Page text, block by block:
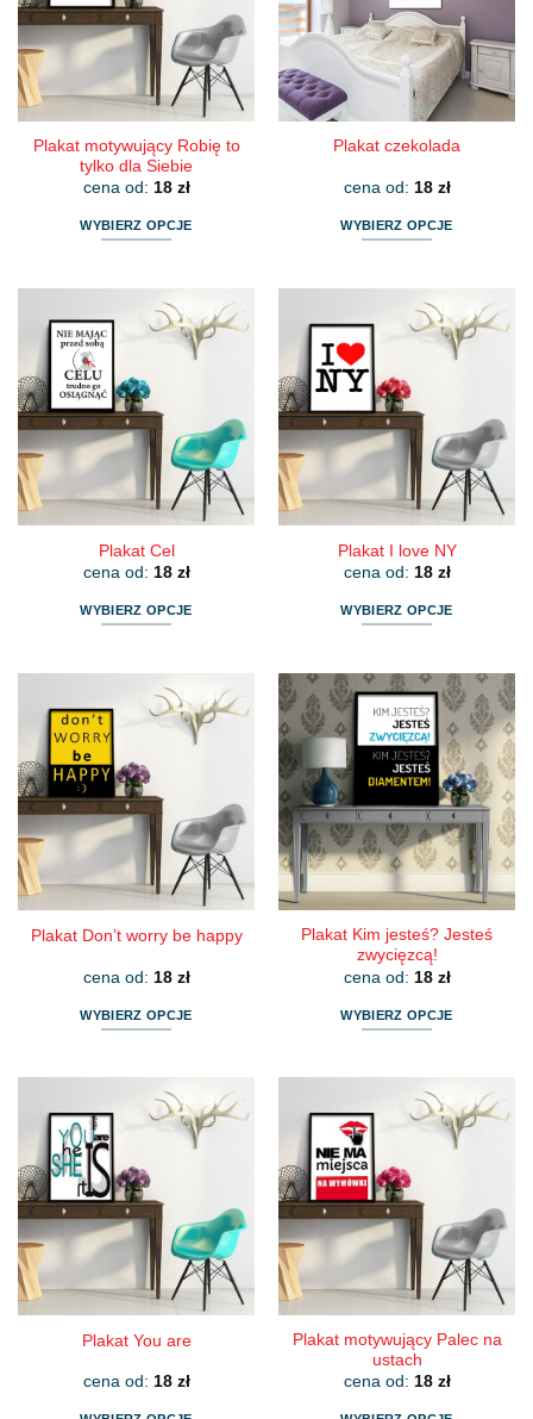
wybrać
na
stronie
produktu
wybrać
na
stronie
produktu
Plakat motywujący Robię to
tylko dla Siebie
cena od: 18 zł
WYBIERZ OPCJE
wiele
wariantów.
Opcje
można
wybrać
na
stronie
produktu
Plakat czekolada
cena od: 18 zł
WYBIERZ OPCJE
wiele
wariantów.
Opcje
można
wybrać
na
stronie
produktu
Plakat Cel
cena od: 18 zł
WYBIERZ OPCJE
wiele
wariantów.
Opcje
można
wybrać
na
stronie
produktu
Plakat I love NY
cena od: 18 zł
WYBIERZ OPCJE
ma
wiele
wariantów.
Opcje
można
wybrać
na
stronie
produktu
Plakat Don’t worry be happy
cena od: 18 zł
WYBIERZ OPCJE
wiele
wariantów.
Opcje
można
wybrać
na
stronie
produktu
Plakat Kim jesteś? Jesteś
zwycięzcą!
cena od: 18 zł
WYBIERZ OPCJE
wiele
wariantów.
Opcje
można
wybrać
na
stronie
produktu
Plakat You are
cena od: 18 zł
Plakat motywujący Palec na
ustach
cena od: 18 zł